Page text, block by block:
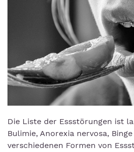
Die Liste der Essstörungen ist
Bulimie, Anorexia nervosa,
verschiedenen Formen von